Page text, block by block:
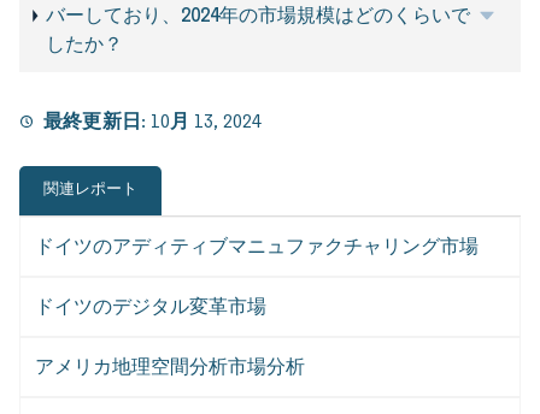
バーしており、2024年の市場規模はどのくらいで
したか？
最終更新日: 10月 13, 2024
関連レポート
ドイツのアディティブマニュファクチャリング市場
ドイツのデジタル変革市場
アメリカ地理空間分析市場分析